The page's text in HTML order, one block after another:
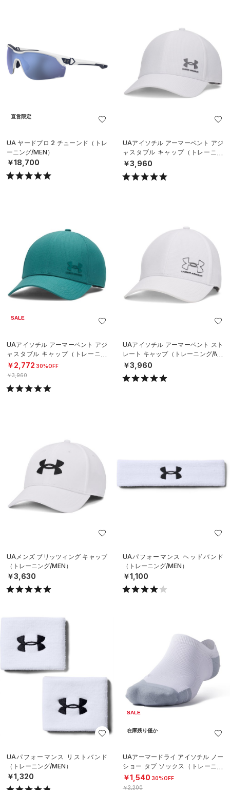
直営限定
UA ヤードプロ 2 チューンド（トレ
ーニング/MEN）
￥18,700
UAアイソチル アーマーベント アジ
ャスタブル キャップ（トレーニン
グ/MEN）
￥3,960
SALE
UAアイソチル アーマーベント アジ
ャスタブル キャップ（トレーニン
グ/MEN）
￥2,772 30%OFF
￥3,960
UAアイソチル アーマーベント スト
レート キャップ（トレーニング/ME
N）
￥3,960
UAメンズ ブリッツィング キャップ
（トレーニング/MEN）
￥3,630
UAパフォーマンス ヘッドバンド
（トレーニング/MEN）
￥1,100
UAパフォーマンス リストバンド
（トレーニング/MEN）
￥1,320
SALE
在庫残り僅か
UAアーマードライ アイソチル ノー
ショー タブ ソックス（トレーニン
グ/UNISEX）
￥1,540 30%OFF
￥2,200